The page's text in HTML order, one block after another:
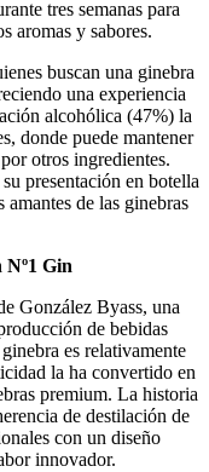
tres semanas para
aromas y sabores.
buscan una ginebra
una experiencia
alcohólica (47%) la
donde puede mantener
otros ingredientes.
presentación en botella
de las ginebras
Gin
González Byass, una
de bebidas
es relativamente
la ha convertido en
premium. La historia
de destilación de
con un diseño
innovador.